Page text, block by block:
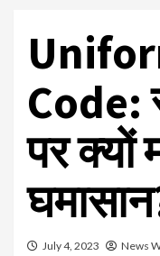
Code:
पर क्यों
July 4, 2023 News